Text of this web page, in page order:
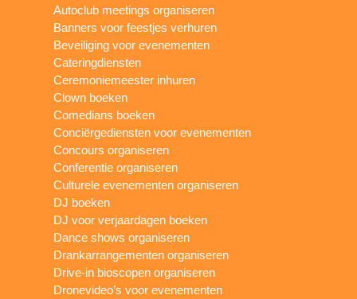
Autoclub meetings organiseren
Banners voor feestjes verhuren
Beveiliging voor evenementen
Cateringdiensten
Ceremoniemeester inhuren
Clown boeken
Comedians boeken
Conciërgediensten voor evenementen
Concours organiseren
Conferentie organiseren
Culturele evenementen organiseren
DJ boeken
DJ voor verjaardagen boeken
Dance shows organiseren
Drankarrangementen organiseren
Drive-in bioscopen organiseren
Dronevideo’s voor evenementen